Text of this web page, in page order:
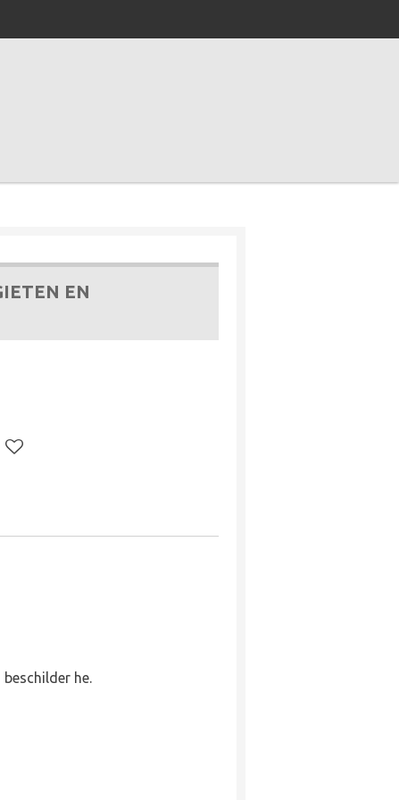
EN
beschilder he.